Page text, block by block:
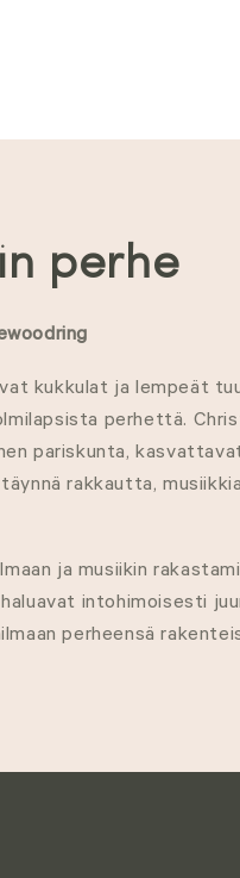
perhe
kukkulat ja lempeät
perhettä.
pariskunta,
rakkautta,
ja musiikin
intohimoisesti
perheensä